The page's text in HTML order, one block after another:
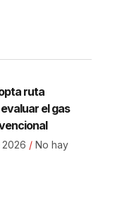
ruta
el gas
No hay